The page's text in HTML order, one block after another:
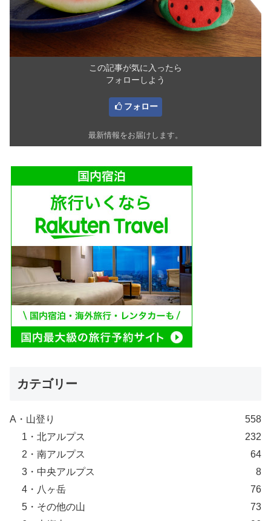
この記事が気に入ったら
フォローしよう
フォロー
最新情報をお届けします。
カテゴリー
A・山登り
558
1・北アルプス
232
2・南アルプス
64
3・中央アルプス
8
4・八ヶ岳
76
5・その他の山
73